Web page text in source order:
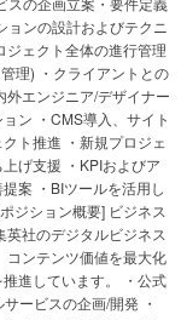
ョンの設計およびテクニ
ジェクト全体の進行管理
理) ・クライアントとの
エンジニア/デザイナー
ン ・CMS導入、サイト
ト推進 ・新規プロジェ
げ支援 ・KPIおよびア
案 ・BIツールを活用し
ジション概要] ビジネス
社のデジタルビジネス
コンテンツ価値を最大化
進しています。 ・公式
ービスの企画/開発 ・